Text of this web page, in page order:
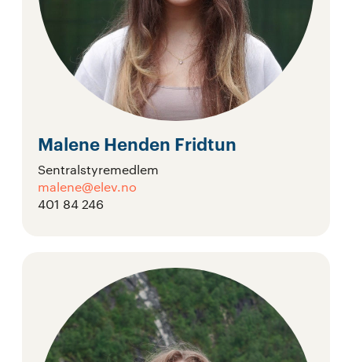
Malene Henden Fridtun
Sentralstyremedlem
malene@elev.no
401 84 246